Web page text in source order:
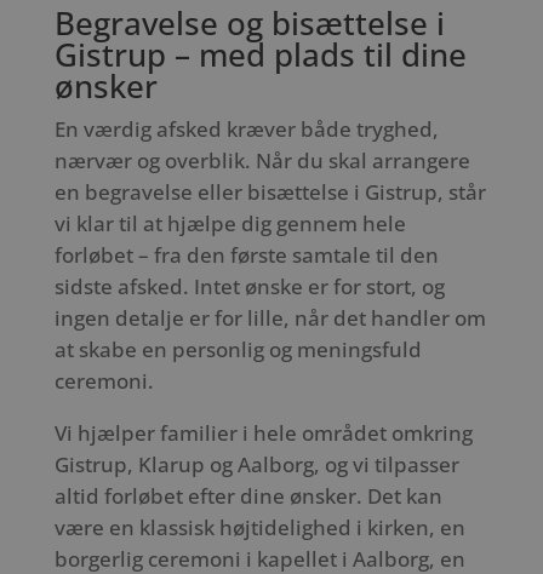
Begravelse og bisættelse i
Gistrup – med plads til dine
ønsker
En værdig afsked kræver både tryghed,
nærvær og overblik. Når du skal arrangere
en begravelse eller bisættelse i Gistrup, står
vi klar til at hjælpe dig gennem hele
forløbet – fra den første samtale til den
sidste afsked. Intet ønske er for stort, og
ingen detalje er for lille, når det handler om
at skabe en personlig og meningsfuld
ceremoni.
Vi hjælper familier i hele området omkring
Gistrup, Klarup og Aalborg, og vi tilpasser
altid forløbet efter dine ønsker. Det kan
være en klassisk højtidelighed i kirken, en
borgerlig ceremoni i kapellet i Aalborg, en